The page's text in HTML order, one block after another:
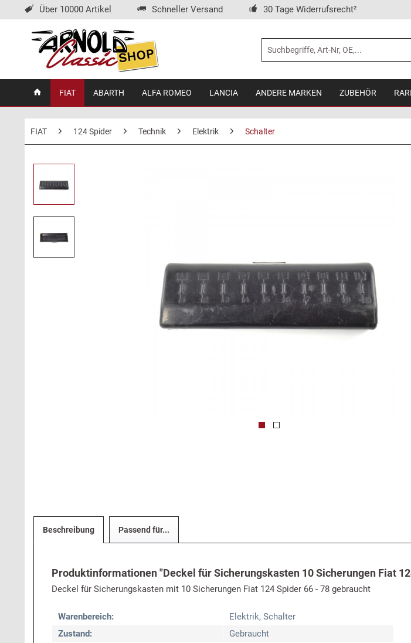
Über 10000 Artikel Schneller Versand 30 Tage Widerrufsrecht²
FIAT ABARTH ALFA ROMEO LANCIA ANDERE MARKEN ZUBEHÖR
FIAT 124 Spider Technik Elektrik Schalter
Beschreibung Passend für...
Produktinformationen "Deckel für Sicherungskasten 10 Sicherungen Fiat
Deckel für Sicherungskasten mit 10 Sicherungen Fiat 124 Spider 66 - 78 gebraucht
Warenbereich:
Elektrik, Schalter
Zustand:
Gebraucht